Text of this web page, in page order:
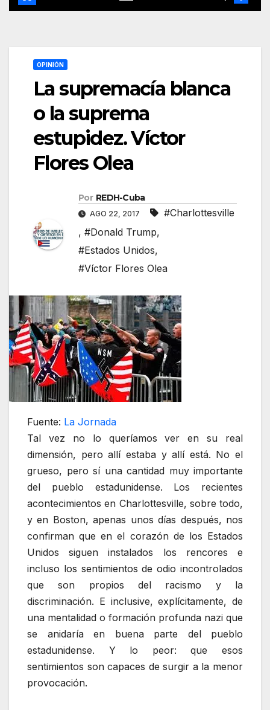
OPINIÓN
La supremacía blanca
o la suprema
estupidez. Víctor
Flores Olea
Por REDH-Cuba
AGO 22, 2017
#Charlottesville
, #Donald Trump,
#Estados Unidos,
#Víctor Flores Olea
Fuente: La Jornada
Tal vez no lo queríamos ver en su real
dimensión, pero allí estaba y allí está. No el
grueso, pero sí una cantidad muy importante
del pueblo estadunidense. Los recientes
acontecimientos en Charlottesville, sobre todo,
y en Boston, apenas unos días después, nos
confirman que en el corazón de los Estados
Unidos siguen instalados los rencores e
incluso los sentimientos de odio incontrolados
que son propios del racismo y la
discriminación. E inclusive, explícitamente, de
una mentalidad o formación profunda nazi que
se anidaría en buena parte del pueblo
estadunidense. Y lo peor: que esos
sentimientos son capaces de surgir a la menor
provocación.